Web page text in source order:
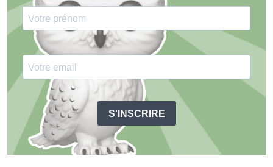
S'INSCRIRE